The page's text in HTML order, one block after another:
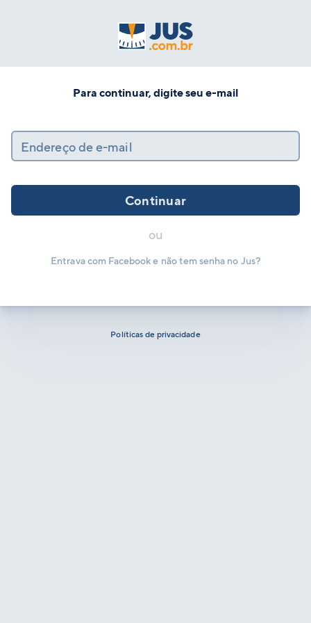
Para continuar, digite seu e-mail
Endereço de e-mail
Continuar
ou
Entrava com Facebook e não tem senha no Jus?
Políticas de privacidade